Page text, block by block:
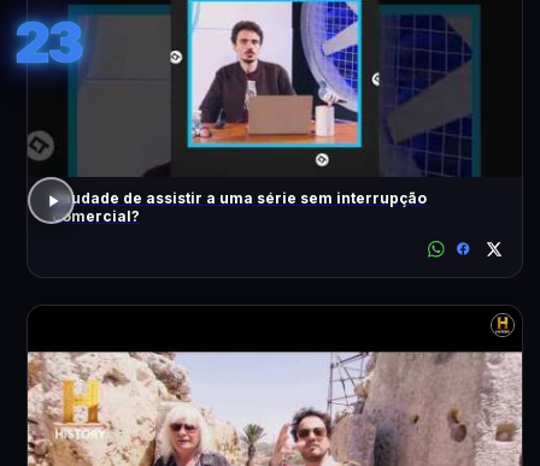
23
Saudade de assistir a uma série sem interrupção
comercial?